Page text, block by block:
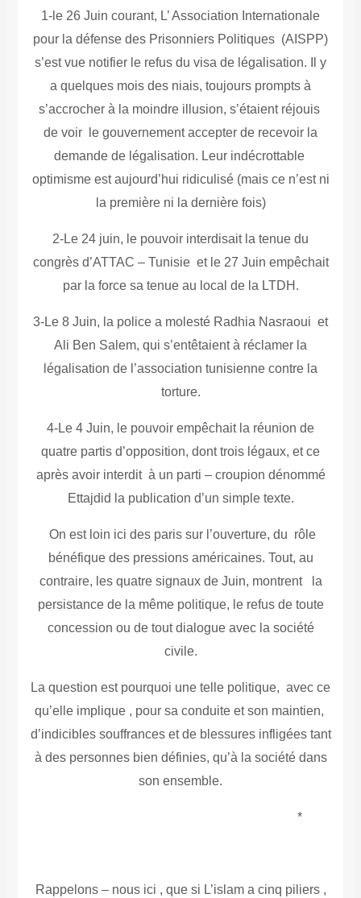
1-le 26 Juin courant, L’ Association Internationale
pour la défense des Prisonniers Politiques (AISPP)
s’est vue notifier le refus du visa de légalisation. Il y
a quelques mois des niais, toujours prompts à
s’accrocher à la moindre illusion, s’étaient réjouis
de voir le gouvernement accepter de recevoir la
demande de légalisation. Leur indécrottable
optimisme est aujourd’hui ridiculisé (mais ce n’est ni
la première ni la dernière fois)
2-Le 24 juin, le pouvoir interdisait la tenue du
congrès d’ATTAC – Tunisie et le 27 Juin empêchait
par la force sa tenue au local de la LTDH.
3-Le 8 Juin, la police a molesté Radhia Nasraoui et
Ali Ben Salem, qui s’entêtaient à réclamer la
légalisation de l’association tunisienne contre la
torture.
4-Le 4 Juin, le pouvoir empêchait la réunion de
quatre partis d’opposition, dont trois légaux, et ce
après avoir interdit à un parti – croupion dénommé
Ettajdid la publication d’un simple texte.
On est loin ici des paris sur l’ouverture, du rôle
bénéfique des pressions américaines. Tout, au
contraire, les quatre signaux de Juin, montrent la
persistance de la même politique, le refus de toute
concession ou de tout dialogue avec la société
civile.
La question est pourquoi une telle politique, avec ce
qu’elle implique , pour sa conduite et son maintien,
d’indicibles souffrances et de blessures infligées tant
à des personnes bien définies, qu’à la société dans
son ensemble.
*
Rappelons – nous ici , que si L’islam a cinq piliers ,